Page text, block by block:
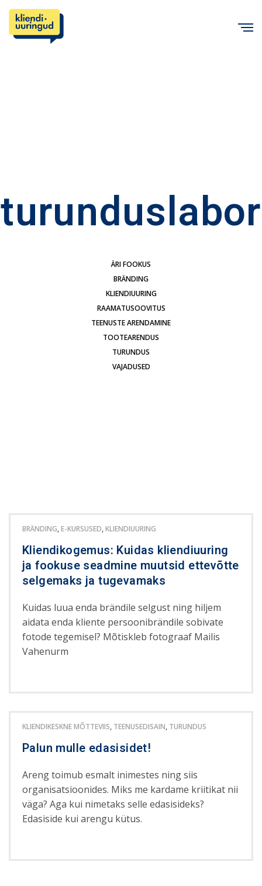
turunduslabor
ÄRI FOOKUS
BRÄNDING
KLIENDIUURING
RAAMATUSOOVITUS
TEENUSTE ARENDAMINE
TOOTEARENDUS
TURUNDUS
VAJADUSED
BRÄNDING,E-KURSUSED,KLIENDIUURING
Kliendikogemus: Kuidas kliendiuuring
ja fookuse seadmine muutsid ettevõtte
selgemaks ja tugevamaks
Kuidas luua enda brändile selgust ning hiljem
aidata enda kliente persoonibrändile sobivate
fotode tegemisel? Mõtiskleb fotograaf Mailis
Vahenurm
KLIENDIKESKNE MÕTTEVIIS, TEENUSEDISAIN, TURUNDUS
Palun mulle edasisidet!
Areng toimub esmalt inimestes ning siis
organisatsioonides. Miks me kardame kriitikat nii
väga? Aga kui nimetaks selle edasisideks?
Edasiside kui arengu kütus.